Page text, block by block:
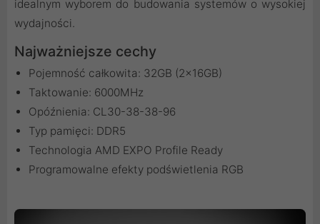
idealnym wyborem do budowania systemów o wysokiej
wydajności.
Najważniejsze cechy
Pojemność całkowita: 32GB (2x16GB)
Taktowanie: 6000MHz
Opóźnienia: CL30-38-38-96
Typ pamięci: DDR5
Technologia AMD EXPO Profile Ready
Programowalne efekty podświetlenia RGB